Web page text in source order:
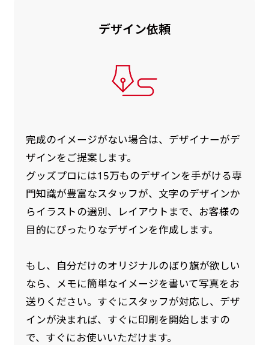
デザイン依頼
完成のイメージがない場合は、デザイナーがデ
ザインをご提案します。
グッズプロには15万ものデザインを手がける専
門知識が豊富なスタッフが、文字のデザインか
らイラストの選別、レイアウトまで、お客様の
目的にぴったりなデザインを作成します。
もし、自分だけのオリジナルのぼり旗が欲しい
なら、メモに簡単なイメージを書いて写真をお
送りください。すぐにスタッフが対応し、デザ
インが決まれば、すぐに印刷を開始しますの
で、すぐにお使いいただけます。